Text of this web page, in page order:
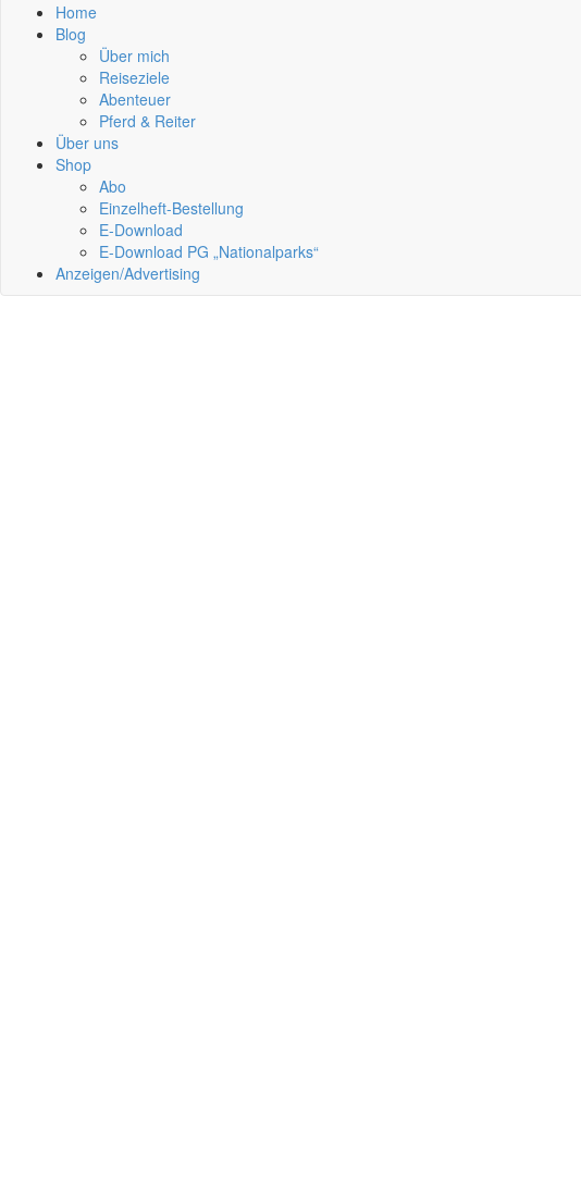
Home
Blog
Über mich
Reiseziele
Abenteuer
Pferd & Reiter
Über uns
Shop
Abo
Einzelheft-Bestellung
E-Download
E-Download PG „Nationalparks“
Anzeigen/Advertising